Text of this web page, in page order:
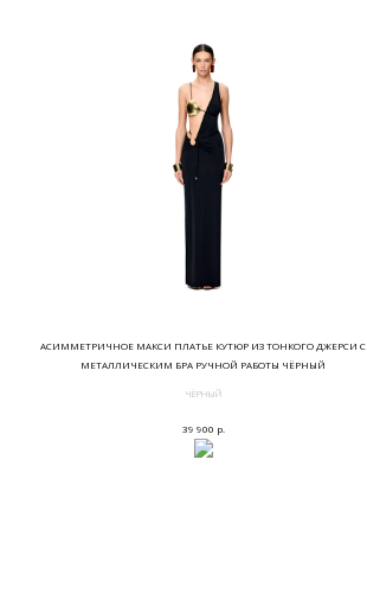
АСИММЕТРИЧНОЕ МАКСИ ПЛАТЬЕ КУТЮР ИЗ ТОНКОГО ДЖЕРСИ С
МЕТАЛЛИЧЕСКИМ БРА РУЧНОЙ РАБОТЫ ЧЁРНЫЙ
ЧЁРНЫЙ
39 900 р.